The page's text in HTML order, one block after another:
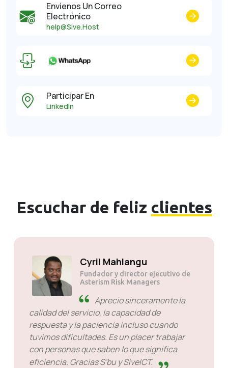
Envíenos Un Correo
Electrónico
help@Sive.Host
Participar En
LinkedIn
Escuchar de feliz clientes
Cyril Mahlangu
Fundador y director
Asterism Risk Managers
Aprecio
calidad del servicio, la capacidad de
respuesta y la paciencia incluso
tuvimos dificultades. Es un placer
con personas que saben lo que
eficiencia. Gracias S'bu y SiveICT.